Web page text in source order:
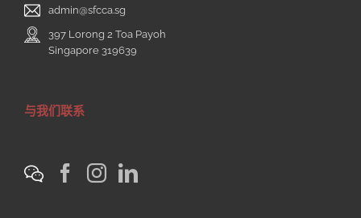
admin@sfcca.sg
397 Lorong 2 Toa Payoh
Singapore 319639
与我们联系